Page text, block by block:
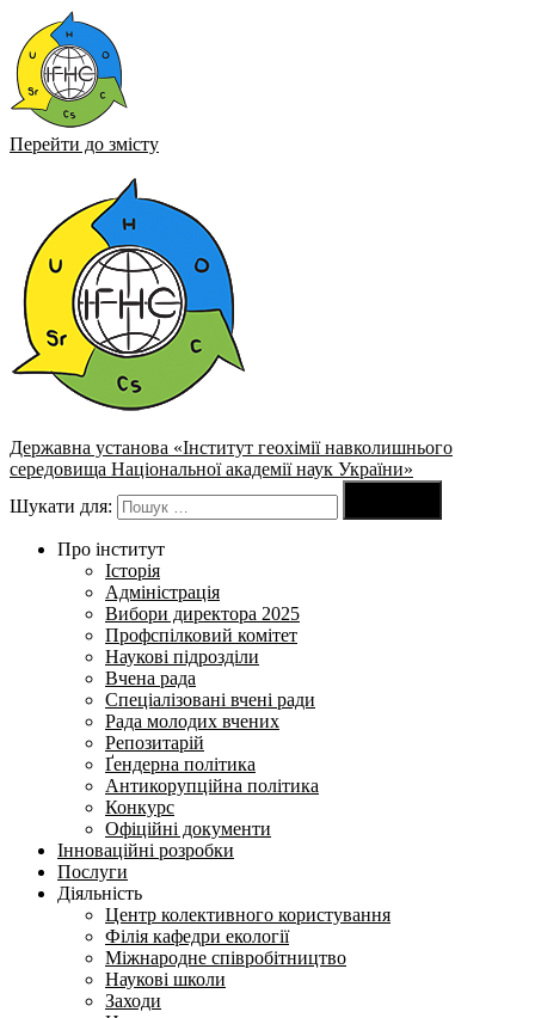
Перейти до змісту
Державна установа «Інститут геохімії навколишнього
середовища Національної академії наук України»
Шукати для:
Про інститут
Історія
Адміністрація
Вибори директора 2025
Профспілковий комітет
Наукові підрозділи
Вчена рада
Спеціалізовані вчені ради
Рада молодих вчених
Репозитарій
Ґендерна політика
Антикорупційна політика
Конкурс
Офіційні документи
Інноваційні розробки
Послуги
Діяльність
Центр колективного користування
Філія кафедри екології
Міжнародне співробітництво
Наукові школи
Заходи